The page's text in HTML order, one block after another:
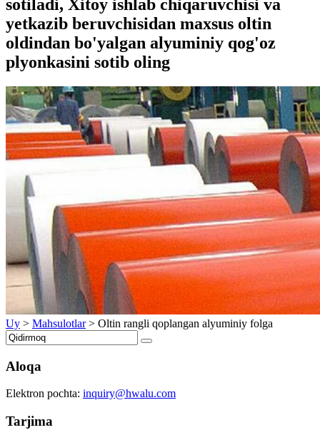
sotiladi, Xitoy ishlab chiqaruvchisi va
yetkazib beruvchisidan maxsus oltin
oldindan bo'yalgan alyuminiy qog'oz
plyonkasini sotib oling
Uy > Mahsulotlar> Oltin rangli qoplangan alyuminiy folga
Aloqa
Elektron pochta: inquiry@hwalu.com
Tarjima